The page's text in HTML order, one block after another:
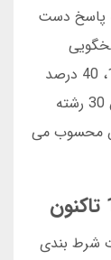
پاسخ دست
پشتیبانی این سایت در 3 ماهه اول سال 1404، 40 درصد
بهبود یافته است. هتریک ورزشی نیز با پوشش 30 رشته
محسوب می
خدمات شرط بندی